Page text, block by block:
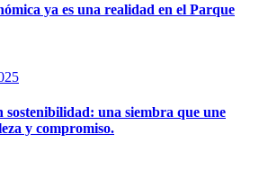
ya es una realidad en el Parque
sostenibilidad: una siembra que une
y compromiso.